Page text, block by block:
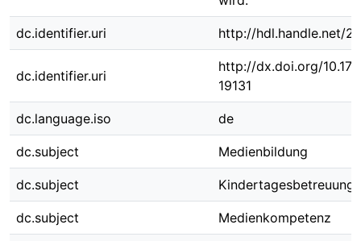
dc.identifier.uri http://hdl.handle.net/
dc.identifier.uri
http://dx.doi.org/
19131
dc.language.iso de
dc.subject Medienbildung
dc.subject Kindertagesbetreuung
dc.subject Medienkompetenz